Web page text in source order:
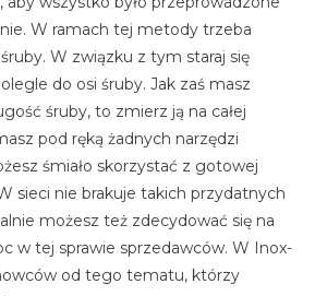
W ramach tej metody trzeba
W związku z tym staraj się
do osi śruby. Jak zaś masz
śruby, to zmierz ją na całej
pod ręką żadnych narzędzi
śmiało skorzystać z gotowej
sieci nie brakuje takich przydatnych
możesz też zdecydować się na
w tej sprawie sprzedawców. W Inox-
od tego tematu, którzy